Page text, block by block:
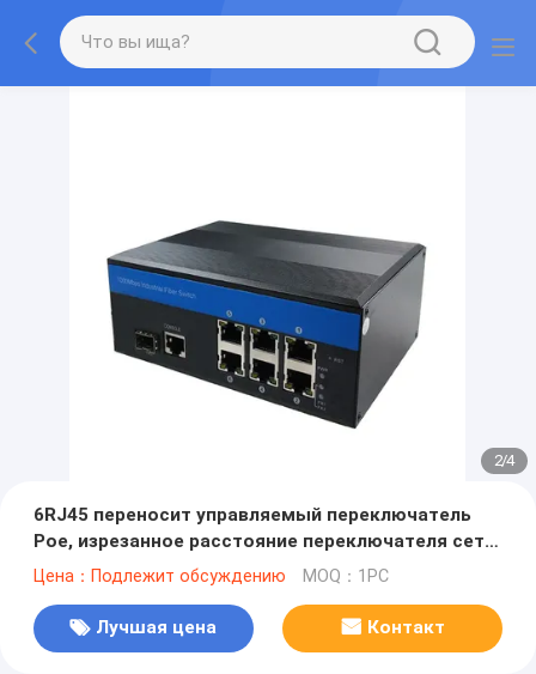
2/4
6RJ45 переносит управляемый переключатель
Poe, изрезанное расстояние переключателя сети
100m POE
Цена：Подлежит обсуждению MOQ：1PC
Лучшая цена Контакт